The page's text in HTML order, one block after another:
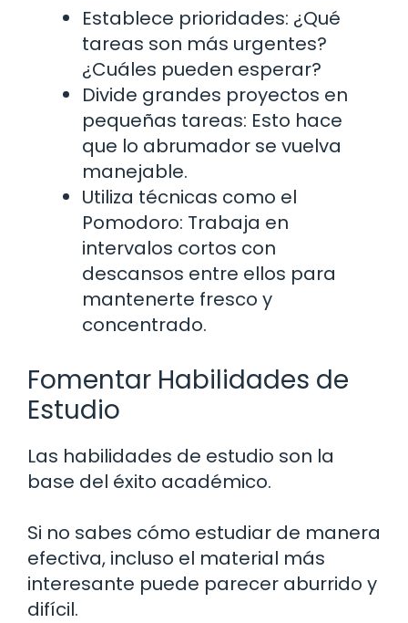
Establece prioridades: ¿Qué
tareas son más urgentes?
¿Cuáles pueden esperar?
Divide grandes proyectos en
pequeñas tareas: Esto hace
que lo abrumador se vuelva
manejable.
Utiliza técnicas como el
Pomodoro: Trabaja en
intervalos cortos con
descansos entre ellos para
mantenerte fresco y
concentrado.
Fomentar Habilidades de
Estudio
Las habilidades de estudio son la
base del éxito académico.
Si no sabes cómo estudiar de manera
efectiva, incluso el material más
interesante puede parecer aburrido y
difícil.